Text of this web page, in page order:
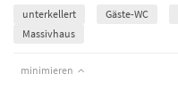
unterkellert Gäste-WC
Massivhaus
minimieren